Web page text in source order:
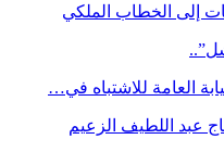
إلى الخطاب الملكي
العامة للاشتباه في…
عبد اللطيف الزعيم